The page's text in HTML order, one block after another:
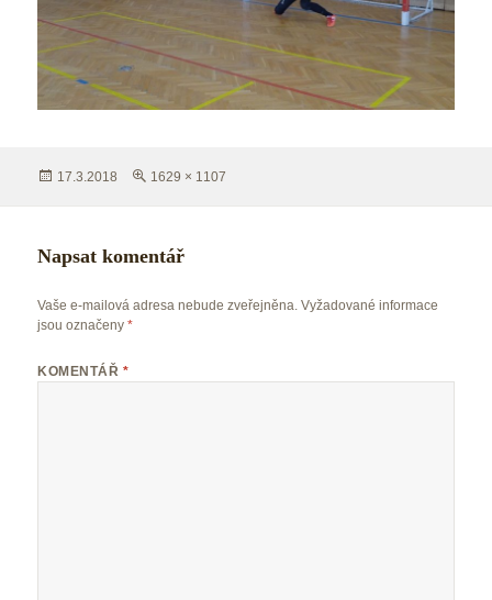
Publikováno:
17.3.2018
Původní
1629 × 1107
Napsat komentář
Vaše e-mailová adresa nebude zveřejněna. Vyžadované informace
jsou označeny*
KOMENTÁŘ *